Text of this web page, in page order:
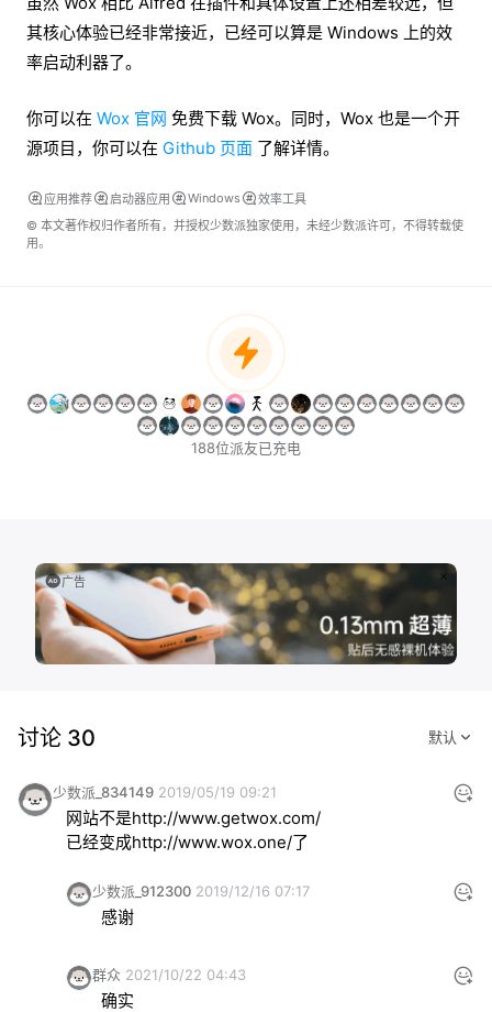
其核心体验已经非常接近，已经可以算是 Windows 上的效
率启动利器了。
你可以在 Wox 官网 免费下载 Wox。 同时，Wox 也是一个开
源项目，你可以在 Github 页面 了解详情。
应用推荐 启动器应用 Windows
效率工具
© 本文著作权归作者所有，并授权少数派独家使用，未经少数派许可，不得转载使
用。
188位派友已充电
广告
讨论 30
少数派_834149 2019/05/19 09:21
网站不是http://www.getwox.com/
已经变成http://www.wox.one/了
少数派_912300 2019/12/16 07:17
感谢
群众 2021/10/22 04:43
确实